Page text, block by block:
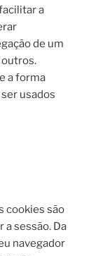
a
de um
a forma
usados
cookies são
sessão. Da
navegador